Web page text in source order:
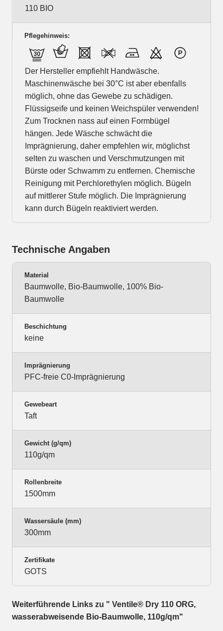
110 BIO
Pflegehinweis:
Der Hersteller empfiehlt Handwäsche.
Maschinenwäsche bei 30°C ist aber ebenfalls
möglich, ohne das Gewebe zu schädigen.
Flüssigseife und keinen Weichspüler verwenden!
Zum Trocknen nass auf einen Formbügel
hängen. Jede Wäsche schwächt die
Imprägnierung, daher empfehlen wir, möglichst
selten zu waschen und Verschmutzungen mit
Bürste oder Schwamm zu entfernen. Chemische
Reinigung mit Perchlorethylen möglich. Bügeln
auf mittlerer Stufe möglich. Die Imprägnierung
kann durch Bügeln reaktiviert werden.
Technische Angaben
Material
Baumwolle, Bio-Baumwolle, 100% Bio-
Baumwolle
Beschichtung
keine
Imprägnierung
PFC-freie C0-Imprägnierung
Gewebeart
Taft
Gewicht (g/qm)
110g/qm
Rollenbreite
1500mm
Wassersäule (mm)
300mm
Zertifikate
GOTS
Weiterführende Links zu " Ventile® Dry 110 ORG,
wasserabweisende Bio-Baumwolle, 110g/qm"